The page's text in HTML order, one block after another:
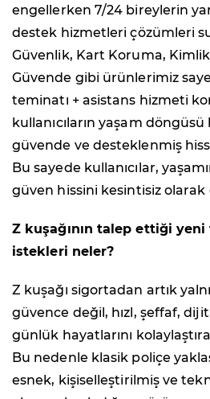
engellerken 7/24 bireylerin
destek hizmetleri çözümleri
Güvenlik, Kart Koruma,
Güvende gibi ürünlerimiz
teminatı + asistans hizmeti
kullanıcıların yaşam
güvende ve desteklenmiş
Bu sayede kullanıcılar,
güven hissini kesintisiz
Z kuşağının talep ettiği
istekleri neler?
Z kuşağı sigortadan artık
güvence değil, hızl, şeffaf,
günlük hayatlarını
Bu nedenle klasik poliçe
esnek, kişiselleştirilmiş ve